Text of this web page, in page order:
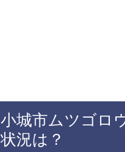
小城市ムツゴロ
状況は？